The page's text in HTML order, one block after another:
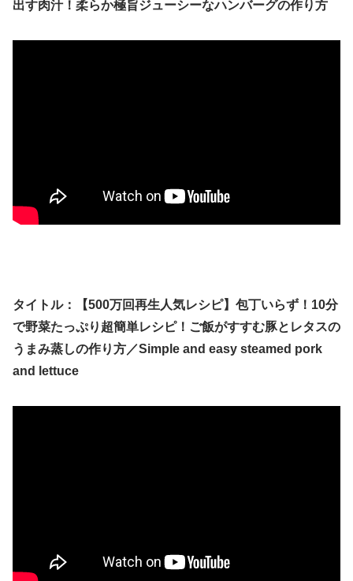
出す肉汁！柔らか極旨ジューシーなハンバーグの作り方
タイトル：【500万回再生人気レシピ】包丁いらず！10分
で野菜たっぷり超簡単レシピ！ご飯がすすむ豚とレタスの
うまみ蒸しの作り方／Simple and easy steamed pork
and lettuce